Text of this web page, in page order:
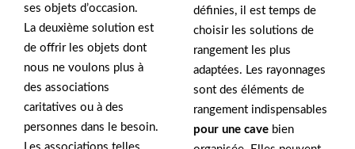
ses objets d’occasion.
La deuxième solution est
de offrir les objets dont
nous ne voulons plus à
des associations
caritatives ou à des
personnes dans le besoin.
définies, il est temps de
choisir les solutions de
rangement les plus
adaptées. Les rayonnages
sont des éléments de
rangement indispensables
pour une cave bien